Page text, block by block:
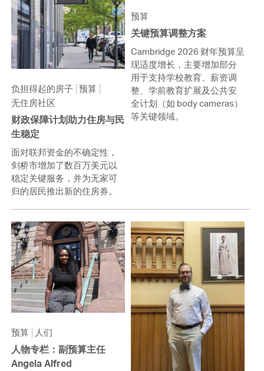
负担得起的房子 预算
无住房社区
财政保障计划助力住房与民
生稳定
面对联邦资金的不确定性，
剑桥市增加了数百万美元以
稳定关键服务，并为无家可
归的居民推出新的住房券。
预算
关键预算调整方案
Cambridge 2026 财年预算呈
现适度增长，主要增加部分
用于支持学校教育、薪资调
整、学前教育扩展及公共安
全计划（如 body cameras）
等关键领域。
预算 人们
人物专栏：副预算主任
Angela Alfred